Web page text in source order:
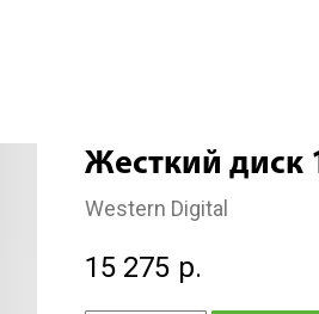
Жесткий диск
Western Digital
15 275 р.